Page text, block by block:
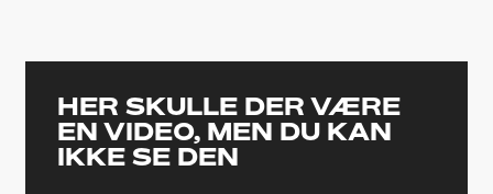
HER SKULLE DER VÆRE
EN VIDEO, MEN DU KAN
IKKE SE DEN